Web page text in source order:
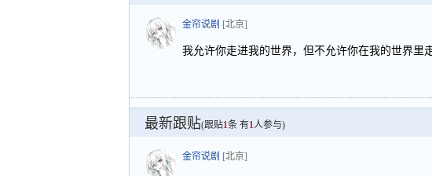
金帘说剧 [北京]
我允许你走进我的世界，但不允许你在我的世界里
最新跟贴(跟贴1条 有1人参与)
金帘说剧 [北京]